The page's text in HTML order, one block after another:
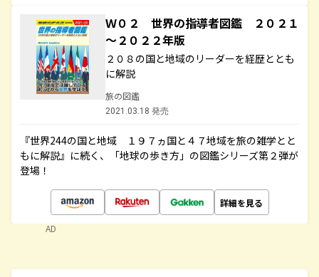
Ｗ０２ 世界の指導者図鑑 ２０２１
～２０２２年版
２０８の国と地域のリーダーを経歴ととも
に解説
旅の図鑑
2021.03.18 発売
『世界244の国と地域 １９７ヵ国と４７地域を旅の雑学とと
もに解説』に続く、「地球の歩き方」の図鑑シリーズ第２弾が
登場！
詳細を見る
AD